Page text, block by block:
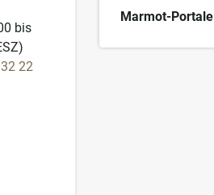
bis
22
Marmot-Portale